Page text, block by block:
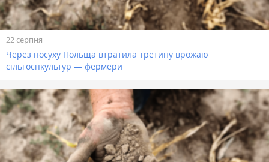
22 серпня
Через посуху Польща втратила третину врожаю
сільгоспкультур — фермери